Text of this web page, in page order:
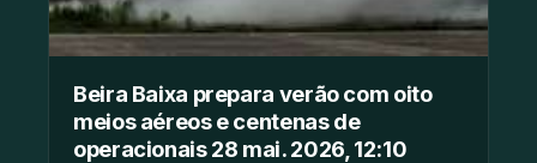
Beira Baixa prepara verão com oito
meios aéreos e centenas de
operacionais 28 mai. 2026, 12:10